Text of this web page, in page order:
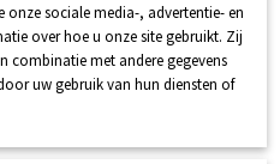
UW WINKELWAGEN
onze sociale media-, advertentie- en
over hoe u onze site gebruikt. Zij
combinatie met andere gegevens
uw gebruik van hun diensten of